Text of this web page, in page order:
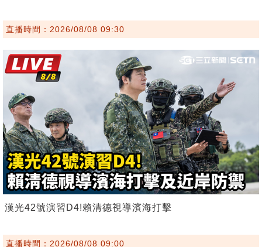
直播時間：2026/08/08 09:30
漢光42號演習D4!賴清德視導濱海打擊
直播時間：2026/08/08 09:00